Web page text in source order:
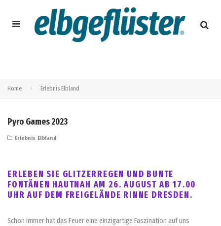
Home Erlebnis Elbland
Pyro Games 2023
Erlebnis Elbland
ERLEBEN SIE GLITZERREGEN UND BUNTE
FONTÄNEN HAUTNAH AM 26. AUGUST AB 17.00
UHR AUF DEM FREIGELÄNDE RINNE DRESDEN.
Schon immer hat das Feuer eine einzigartige Faszination auf uns